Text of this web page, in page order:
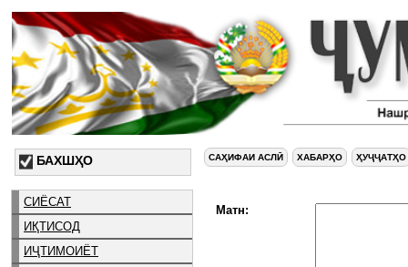
БАХШҲО
СИЁСАТ
ИҚТИСОД
ИҶТИМОИЁТ
САҲИФАИ АСЛӢ ХАБАРҲО ҲУҶҶАТҲО
Матн: